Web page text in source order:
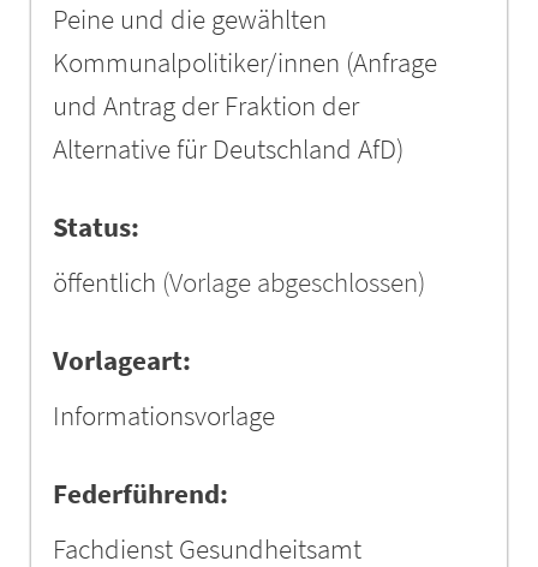
Peine und die gewählten
Kommunalpolitiker/innen (Anfrage
und Antrag der Fraktion der
Alternative für Deutschland AfD)
Status:
öffentlich (Vorlage abgeschlossen)
Vorlageart:
Informationsvorlage
Federführend:
Fachdienst Gesundheitsamt